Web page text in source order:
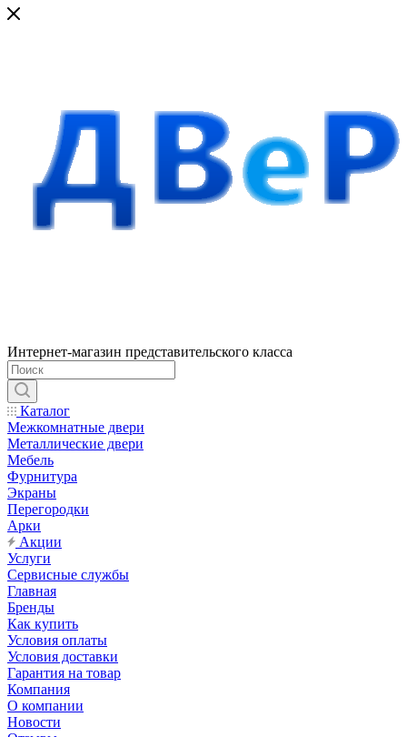
Интернет-магазин представительского класса
Каталог
Межкомнатные двери
Металлические двери
Мебель
Фурнитура
Экраны
Перегородки
Арки
Акции
Услуги
Сервисные службы
Главная
Бренды
Как купить
Условия оплаты
Условия доставки
Гарантия на товар
Компания
О компании
Новости